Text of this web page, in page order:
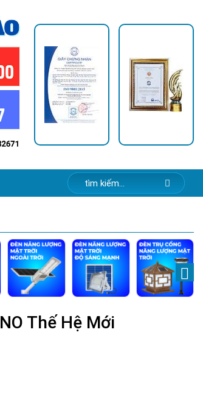
Thế Hệ Mới